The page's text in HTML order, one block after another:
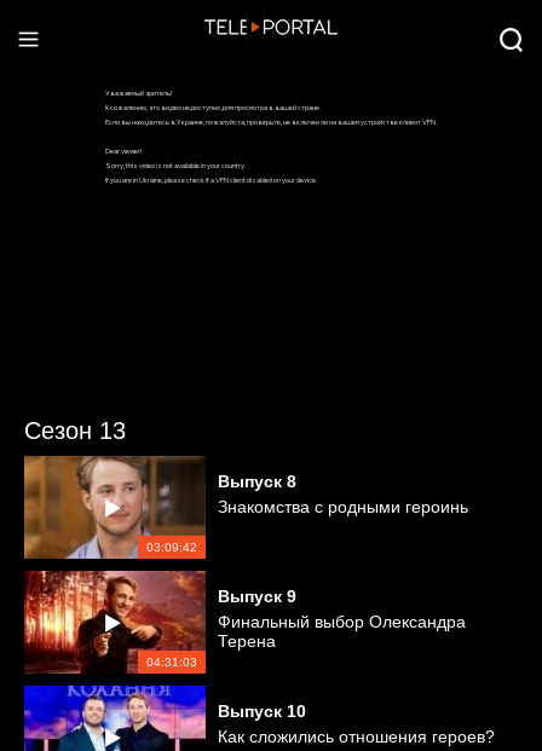
Сезон 13
03:09:42
Выпуск 8
Знакомства с родными героинь
04:31:03
Выпуск 9
Финальный выбор Олександра
Терена
Выпуск 10
Как сложились отношения героев?